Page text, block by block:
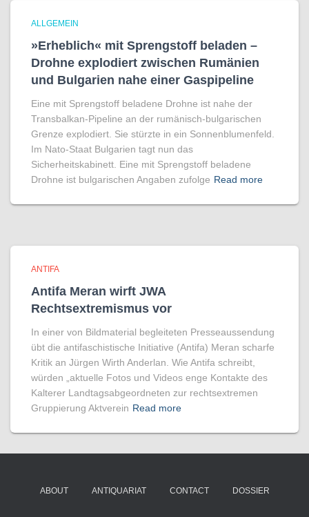
ALLGEMEIN
»Erheblich« mit Sprengstoff beladen –
Drohne explodiert zwischen Rumänien
und Bulgarien nahe einer Gaspipeline
Eine mit Sprengstoff beladene Drohne ist nahe der
Transbalkan-Pipeline an der rumänisch-bulgarischen
Grenze explodiert. Sie stürzte in ein Sonnenblumenfeld.
Im Nato-Staat Bulgarien tagt nun das
Sicherheitskabinett. Eine mit Sprengstoff beladene
Drohne ist bulgarischen Angaben zufolge Read more
ANTIFA
Antifa Meran wirft JWA
Rechtsextremismus vor
In einer von Bildmaterial begleiteten Presseaussendung
übt die antifaschistische Initiative (Antifa) Meran scharfe
Kritik an Jürgen Wirth Anderlan. Wie Antifa schreibt,
würden „aktuelle Fotos und Videos enge Kontakte des
Kalterer Landtagsabgeordneten zur rechtsextremen
Gruppierung Aktverein Read more
ABOUT ANTIQUARIAT CONTACT DOSSIER